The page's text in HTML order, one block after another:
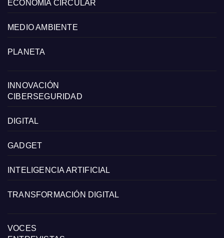
ECONOMÍA CIRCULAR
MEDIO AMBIENTE
PLANETA
INNOVACIÓN
CIBERSEGURIDAD
DIGITAL
GADGET
INTELIGENCIA ARTIFICIAL
TRANSFORMACIÓN DIGITAL
VOCES